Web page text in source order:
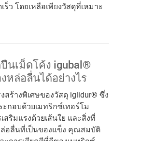
ร็ว โดยเหลือเพียงวัสดุที่เหมาะ
นเม็ดโค้ง igubal®
หล่อลื่นได้อย่างไร
สร้างพิเศษของวัสดุ iglidur® ซึ่ง
กอบด้วยเมทริกซ์เทอร์โม
สริมแรงด้วยเส้นใย และสิ่งที่
ล่อลื่นที่เป็นของแข็ง คุณสมบัติ